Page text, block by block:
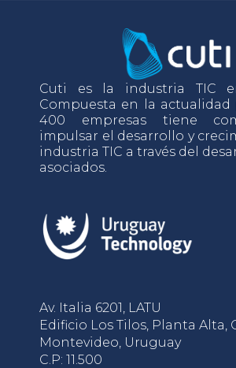
Cuti es la industria TIC
Compuesta en la actualidad
400 empresas tiene
impulsar el desarrollo y
industria TIC a través del
asociados.
Av. Italia 6201, LATU
Edificio Los Tilos, Planta Alta,
Montevideo, Uruguay
C.P: 11.500